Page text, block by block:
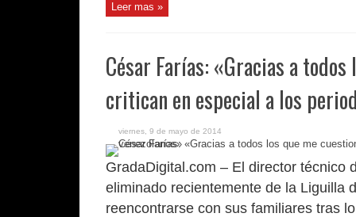
Leer mas »
César Farías: «Gracias a
critican en especial a los
viernes, 9 de mayo de 2014
GradaDigital.com – El director técnico
eliminado recientemente de la Liguilla
reencontrarse con sus familiares tras